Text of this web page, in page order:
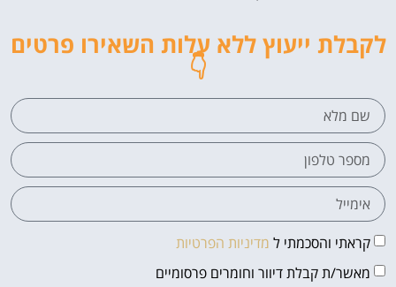
לקבלת ייעוץ ללא עלות השאירו פרטים
👇
קראתי והסכמתי ל מדיניות הפרטיות
מאשר/ת קבלת דיוור וחומרים פרסומיים